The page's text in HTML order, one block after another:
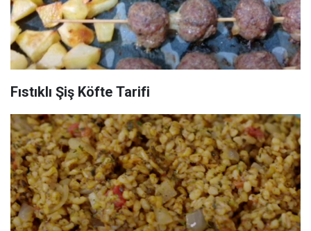
Fıstıklı Şiş Köfte Tarifi